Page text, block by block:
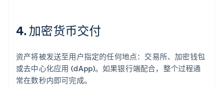
4. 加密货币交付
资产将被发送至用户指定的任何地点：交易所、加密钱包
或去中心化应用 (dApp)。如果银行端配合，整个过程通
常在数秒内即可完成。